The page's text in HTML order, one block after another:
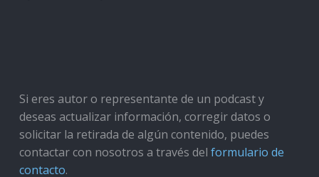
Si eres autor o representante de un podcast y
deseas actualizar información, corregir datos o
solicitar la retirada de algún contenido, puedes
contactar con nosotros a través del formulario de
contacto.